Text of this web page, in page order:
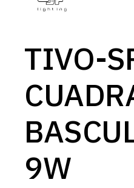
TIVO-
9W